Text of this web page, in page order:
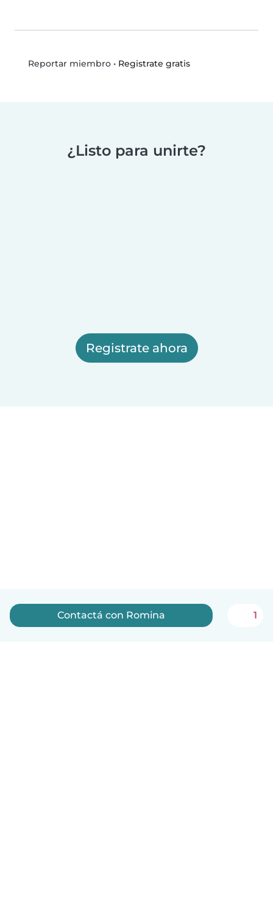
Reportar miembro• Registrate gratis
¿Listo para unirte?
Registrate ahora
Contactá con Romina 1